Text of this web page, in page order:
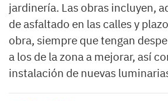
jardinería. Las obras incluyen,
de asfaltado en las calles y
obra, siempre que tengan
a los de la zona a mejorar, así
instalación de nuevas